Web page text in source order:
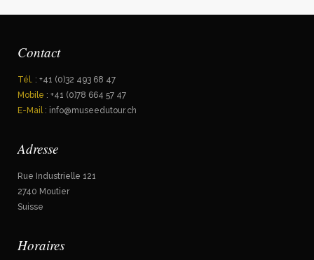
Contact
Tél.
: +41 (0)32 493 68 47
Mobile : +41 (0)78 664 57 47
E-Mail : info@museedutour.ch
Adresse
Rue Industrielle 121
2740 Moutier
Suisse
Horaires